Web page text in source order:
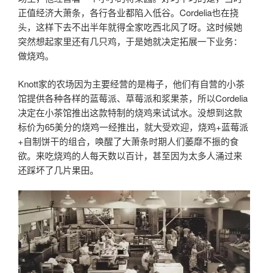
正值经济大萧条，各行各业都陷入低谷。Cordelia也在挠
头，这样下去不出半年就得全家吃西北风了呀。这时候她
突然想起家里还有几只鸡，于是她就决定拓展一下业务：
做烧鸡。
Knott家的农场因为主要经营的是梅子，他们有自营的小茶
馆提供各种各样的蓝莓派、草莓派和浆果茶，所以Cordelia
决定在小茶馆推出这款特制的烧鸡来试试水。没想到这款
标价为65美分的烧鸡一经推出，就大受欢迎，烧鸡+蓝莓派
+自制饼干的组合，唤醒了大萧条时期人们萎靡不振的食
欲。来吃烧鸡的人每天数以百计，甚至因为太多人涌过来
还踩坏了几片果田。